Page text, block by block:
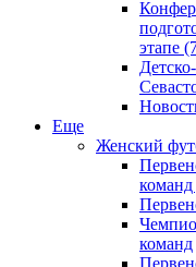
этапе
Еще
Женский
команд
команд